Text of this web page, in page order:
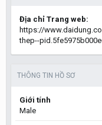
Địa chỉ Trang web:
https://
thep--
THÔNG TIN HỒ SƠ
Giới tính
Male